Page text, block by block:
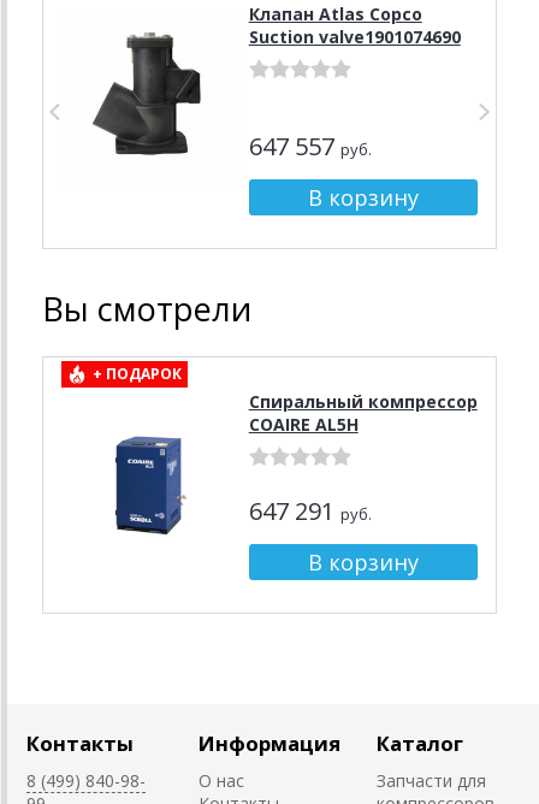
Клапан Atlas Copco
Suction valve1901074690
647 557 руб.
Вы смотрели
+ ПОДАРОК
Спиральный компрессор
COAIRE AL5H
647 291 руб.
Контакты
8 (499) 840-98-
Информация
О нас
Каталог
Запчасти для